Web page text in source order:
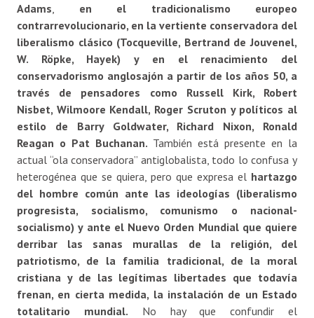
Adams
en el tradicionalismo europeo
contrarrevolucionario, en la vertiente conservadora del
liberalismo clásico (Tocqueville, Bertrand de Jouvenel,
W. Röpke, Hayek) y en el renacimiento del
conservadorismo anglosajón a partir de los años 50, a
través de pensadores como Russell Kirk, Robert
Nisbet, Wilmoore Kendall, Roger Scruton y políticos al
estilo de Barry Goldwater, Richard Nixon, Ronald
Reagan o Pat Buchanan. También está presente en la
actual “ola conservadora” antiglobalista, todo lo confusa y
heterogénea que se quiera, pero que expresa el hartazgo
del hombre común ante las ideologías (liberalismo
progresista, socialismo, comunismo o nacional-
socialismo) y ante el Nuevo Orden Mundial que quiere
derribar las sanas murallas de la religión, del
patriotismo, de la familia tradicional, de la moral
cristiana y de las legítimas libertades que todavía
frenan, en cierta medida, la instalación de un Estado
totalitario mundial. No hay que confundir el